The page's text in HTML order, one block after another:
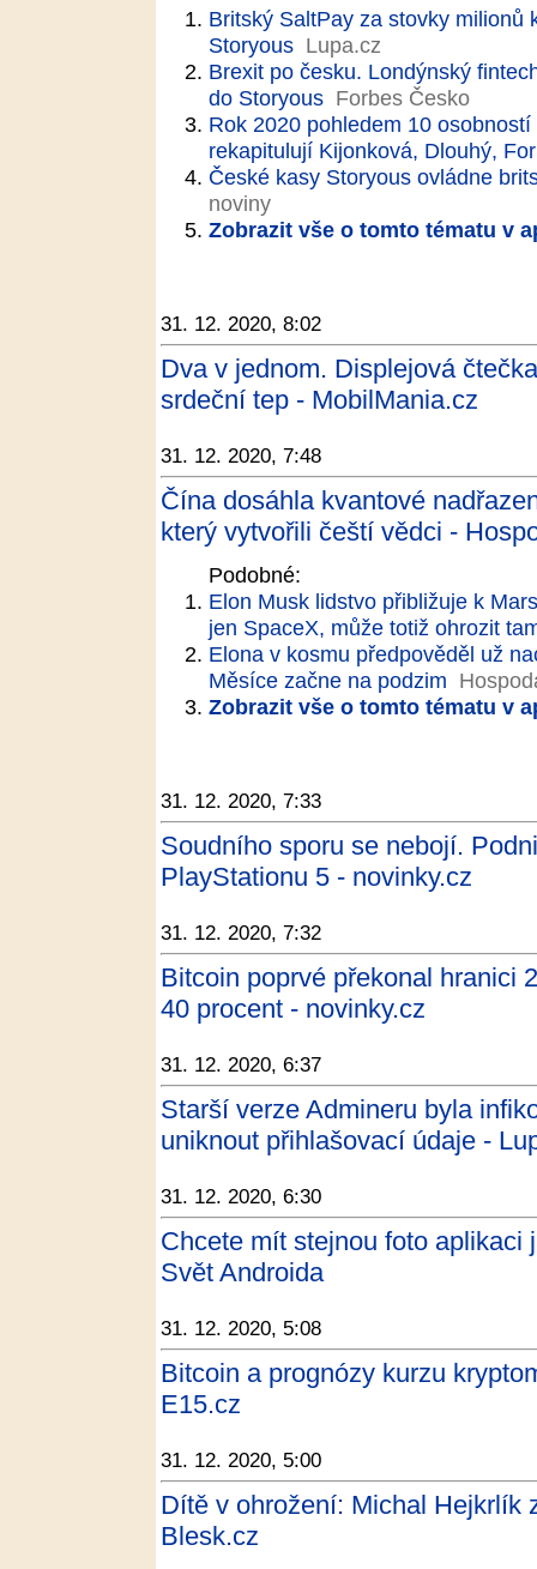
Britský SaltPay za stovky milionů
Storyous Lupa.cz
Brexit po česku. Londýnský
do Storyous Forbes Česko
Rok 2020 pohledem 10
rekapitulují Kijonková, Dlouhý,
České kasy Storyous ovládne
noviny
Zobrazit vše o tomto tématu v
31. 12. 2020, 8:02
Dva v jednom. Displejová
srdeční tep - MobilMania.cz
31. 12. 2020, 7:48
Čína dosáhla kvantové
který vytvořili čeští vědci -
Podobné:
Elon Musk lidstvo přibližuje k
jen SpaceX, může totiž ohrozit
Elona v kosmu předpověděl už
Měsíce začne na podzim
Zobrazit vše o tomto tématu v
31. 12. 2020, 7:33
Soudního sporu se nebojí.
PlayStationu 5 - novinky.cz
31. 12. 2020, 7:32
Bitcoin poprvé překonal hranici
40 procent - novinky.cz
31. 12. 2020, 6:37
Starší verze Admineru byla
uniknout přihlašovací údaje -
31. 12. 2020, 6:30
Chcete mít stejnou foto aplikaci
Svět Androida
31. 12. 2020, 5:08
Bitcoin a prognózy kurzu
E15.cz
31. 12. 2020, 5:00
Dítě v ohrožení: Michal Hejkrlík
Blesk.cz